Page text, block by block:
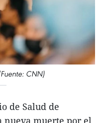
CNN)
de Salud de
muerte por el